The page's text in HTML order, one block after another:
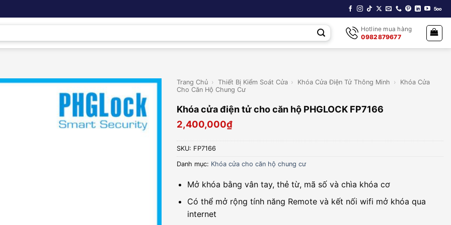
Hotline mua hàng
0982879677
Trang Chủ › Thiết Bị Kiểm Soát Cửa › Khóa Cửa Điện Tử Thông Minh ›
Khóa Cửa
Cho Căn Hộ Chung Cư
Khóa cửa điện tử cho căn hộ PHGLOCK FP7166
2,400,000₫
SKU: FP7166
Danh mục: Khóa cửa cho căn hộ chung cư
Mở khóa bằng vân tay, thẻ từ, mã số và chìa khóa cơ
Có thể mở rộng tính năng Remote và kết nối wifi mở khóa qua
internet